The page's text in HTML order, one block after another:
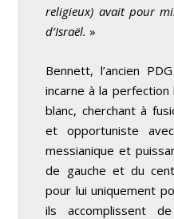
religieux) avait pour
d’Israël. »
Bennett, l’ancien
incarne à la
blanc, cherchant à
et opportuniste
messianique et
de gauche et du
pour lui uniquement
ils accomplissent